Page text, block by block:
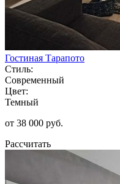
Гостиная Тарапото
Стиль:
Современный
Цвет:
Темный
от 38 000 руб.
Рассчитать